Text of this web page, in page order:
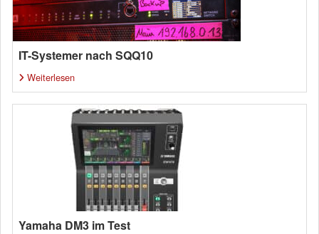
IT-Systemer nach SQQ10
Weiterlesen
Yamaha DM3 im Test